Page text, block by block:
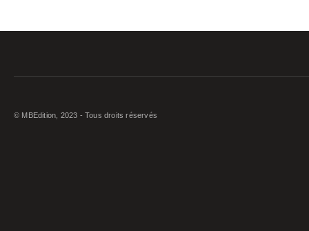
© MBEdition, 2023 - Tous droits réservés